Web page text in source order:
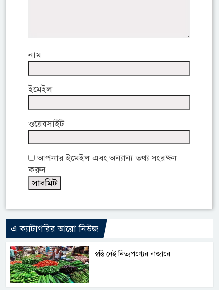
নাম
ইমেইল
ওয়েবসাইট
আপনার ইমেইল এবং অন্যান্য তথ্য সংরক্ষন
করুন
এ ক্যাটাগরির আরো নিউজ
স্বস্তি নেই নিত্যপণ্যের বাজারে